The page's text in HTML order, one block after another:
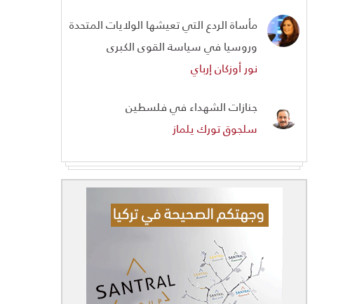
مأساة الردع التي تعيشها الولايات المتحدة
وروسيا في سياسة القوى الكبرى
نور أوزكان إرباي
جنازات الشهداء في فلسطين
سلجوق تورك يلماز